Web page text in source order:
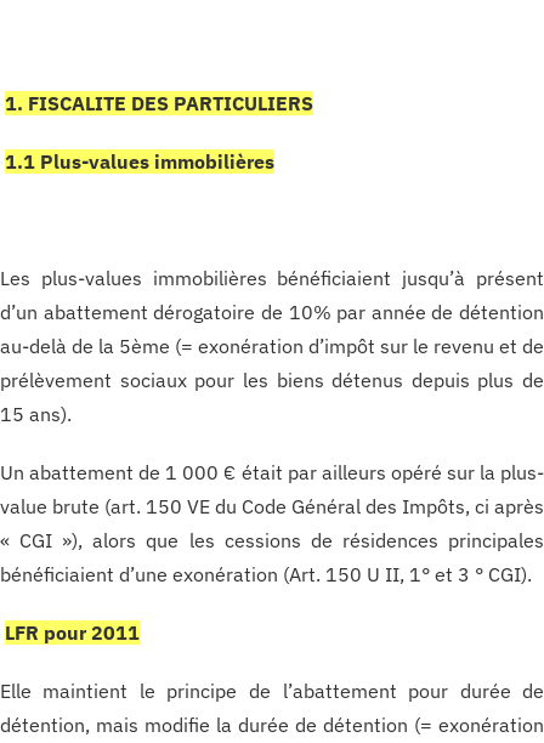
1. FISCALITE DES PARTICULIERS
1.1 Plus-values immobilières
Les plus-values immobilières bénéficiaient jusqu’à présent
d’un abattement dérogatoire de 10% par année de détention
au-delà de la 5ème (= exonération d’impôt sur le revenu et de
prélèvement sociaux pour les biens détenus depuis plus de
15 ans).
Un abattement de 1 000 € était par ailleurs opéré sur la plus-
value brute (art. 150 VE du Code Général des Impôts, ci après
« CGI »), alors que les cessions de résidences principales
bénéficiaient d’une exonération (Art. 150 U II, 1° et 3 ° CGI).
LFR pour 2011
Elle maintient le principe de l’abattement pour durée de
détention, mais modifie la durée de détention (= exonération